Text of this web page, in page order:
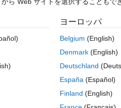
ないでしょうか？ 2つ以上のライ
ような2つのグラフを同時に描画させ
ヨーロッパ
Belgium (English)
Denmark (English)
Deutschland
España (Español)
Finland (English)